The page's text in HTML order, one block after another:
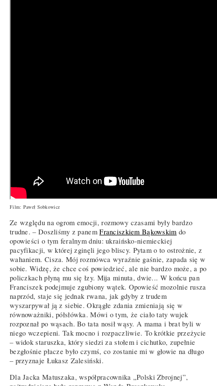
Film: Paweł Sobkowicz
Ze względu na ogrom emocji, rozmowy czasami były bardzo
trudne. – Doszliśmy z panemFranciszkiem Bąkowskim do
opowieści o tym feralnym dniu: ukraińsko-niemieckiej
pacyfikacji, w której zginęli jego bliscy. Pytam o to ostrożnie, z
wahaniem. Cisza. Mój rozmówca wyraźnie gaśnie, zapada się w
sobie. Widzę, że chce coś powiedzieć, ale nie bardzo może, a po
policzkach płyną mu się łzy. Mija minuta, dwie... W końcu pan
Franciszek podejmuje zgubiony wątek. Opowieść mozolnie rusza
naprzód, staje się jednak rwana, jak gdyby z trudem
wyszarpywał ją z siebie. Okrągłe zdania zmieniają się w
równoważniki, półsłówka. Mówi o tym, że ciało taty wujek
rozpoznał po wąsach. Bo tata nosił wąsy. A mama i brat byli w
niego wczepieni. Tak mocno i rozpaczliwie. To krótkie przeżycie
– widok staruszka, który siedzi za stołem i cichutko, zupełnie
bezgłośnie płacze było czymś, co zostanie mi w głowie na długo
– przyznaje Łukasz Zalesiński.
Dla Jacka Matuszaka, współpracownika „Polski Zbrojnej”,